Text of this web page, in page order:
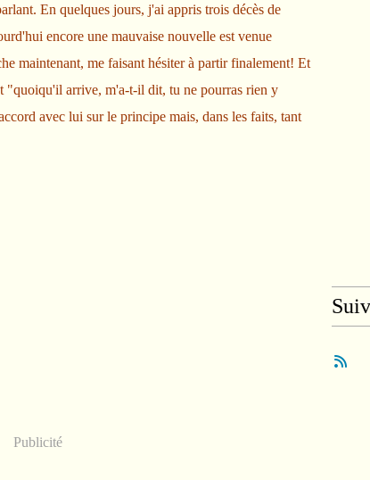
En quelques jours, j'ai appris trois décès de
encore une mauvaise nouvelle est venue
maintenant, me faisant hésiter à partir finalement! Et
"quoiqu'il arrive, m'a-t-il dit, tu ne pourras rien y
avec lui sur le principe mais, dans les faits, tant
Publicité